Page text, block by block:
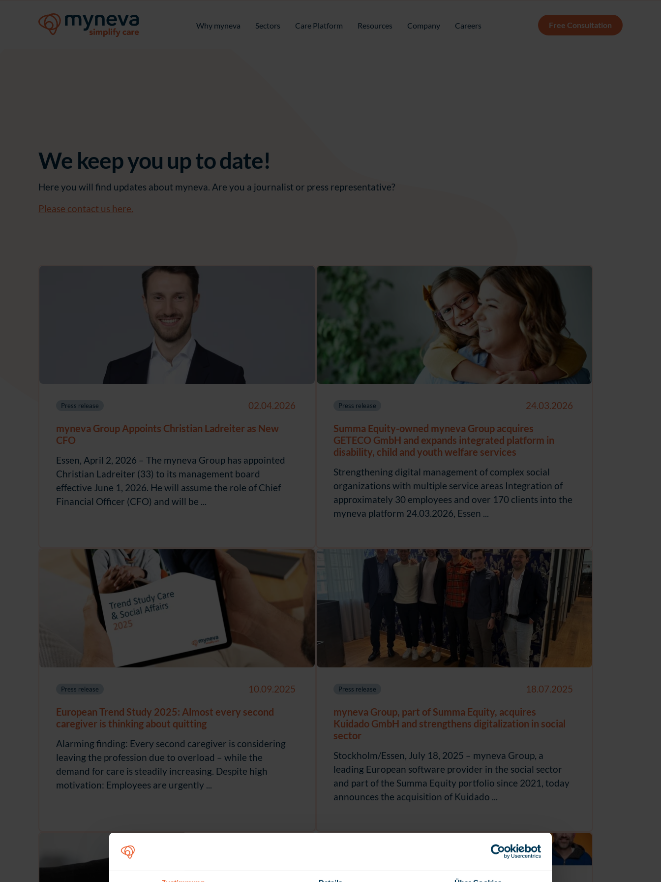
Why myneva Sectors Care Platform Resources Company Careers Free Consultation
We keep you up to date!
Here you will find updates about myneva. Are you a journalist or press representative?
Please contact us here.
Press release 02.04.2026
myneva Group Appoints Christian Ladreiter as New
CFO
Essen, April 2, 2026 – The myneva Group has appointed
Christian Ladreiter (33) to its management board
effective June 1, 2026. He will assume the role of Chief
Financial Officer (CFO) and will be ...
Press release 24.03.2026
Summa Equity-owned myneva Group acquires
GETECO GmbH and expands integrated platform in
disability, child and youth welfare services
Strengthening digital management of complex social
organizations with multiple service areas Integration of
approximately 30 employees and over 170 clients into the
myneva platform 24.03.2026, Essen ...
Press release 10.09.2025
European Trend Study 2025: Almost every second
caregiver is thinking about quitting
Alarming finding: Every second caregiver is considering
leaving the profession due to overload – while the
demand for care is steadily increasing. Despite high
motivation: Employees are urgently ...
Press release 18.07.2025
myneva Group, part of Summa Equity, acquires
Kuidado GmbH and strengthens digitalization in social
sector
Stockholm/Essen, July 18, 2025 – myneva Group, a
leading European software provider in the social sector
and part of the Summa Equity portfolio since 2021, today
announces the acquisition of Kuidado ...